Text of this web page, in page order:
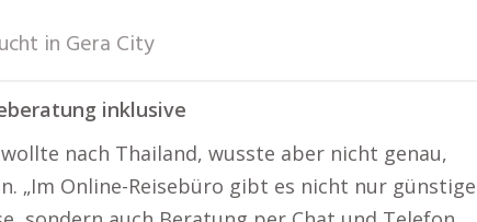
in Gera City
inklusive
wollte nach Thailand, wusste aber nicht genau,
„Im Online-Reisebüro gibt es nicht nur günstige